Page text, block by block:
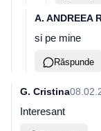
A. ANDREEA
si pe mine
Răspunde
G. Cristina
Interesant